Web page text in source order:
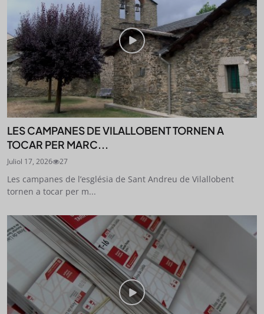
LES CAMPANES DE VILALLOBENT TORNEN A
TOCAR PER MARC...
Juliol 17, 2026 27
Les campanes de l’església de Sant Andreu de Vilallobent
tornen a tocar per m...